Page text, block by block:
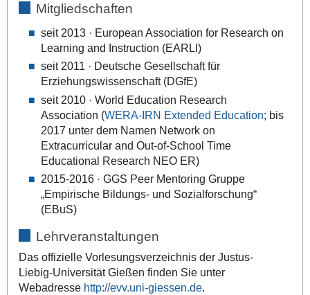
Mitgliedschaften
seit 2013 · European Association for Research on
Learning and Instruction (EARLI)
seit 2011 · Deutsche Gesellschaft für
Erziehungswissenschaft (DGfE)
seit 2010 · World Education Research
Association (WERA-IRN Extended Education; bis
2017 unter dem Namen Network on
Extracurricular and Out-of-School Time
Educational Research NEO ER)
2015-2016 · GGS Peer Mentoring Gruppe
„Empirische Bildungs- und Sozialforschung“
(EBuS)
Lehrveranstaltungen
Das offizielle Vorlesungsverzeichnis der Justus-
Liebig-Universität Gießen finden Sie unter
Webadresse http://evv.uni-giessen.de.